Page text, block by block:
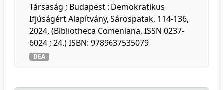
Társaság ; Budapest : Demokratikus
Ifjúságért Alapítvány, Sárospatak, 114-136,
2024, (Bibliotheca Comeniana, ISSN 0237-
6024 ; 24.) ISBN: 9789637535079
DEA